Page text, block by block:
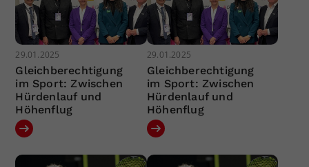
29.01.2025
Gleichberechtigung
im Sport: Zwischen
Hürdenlauf und
Höhenflug
29.01.2025
Gleichberechtigung
im Sport: Zwischen
Hürdenlauf und
Höhenflug